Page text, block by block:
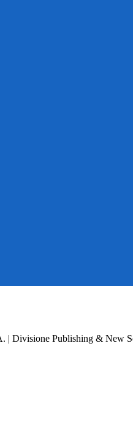
| Divisione Publishing & New